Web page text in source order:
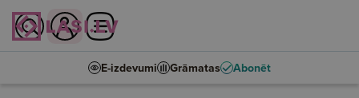
E-izdevumi Grāmatas Abonēt